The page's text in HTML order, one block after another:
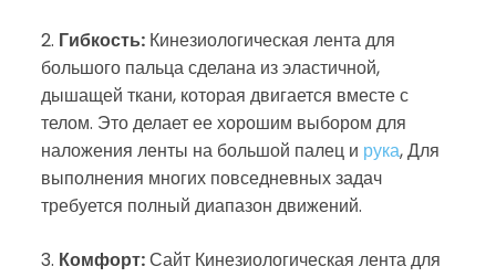
2. Гибкость:Кинезиологическая лента для
большого пальца сделана из эластичной,
дышащей ткани, которая двигается вместе с
телом. Это делает ее хорошим выбором для
наложения ленты на большой палец и рука, Для
выполнения многих повседневных задач
требуется полный диапазон движений.
3. Комфорт:Сайт Кинезиологическая лента для